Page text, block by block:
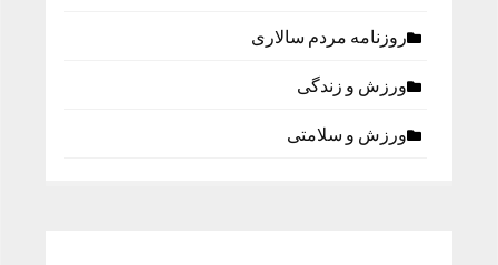
روزنامه مردم سالاری
ورزش و زندگی
ورزش و سلامتی